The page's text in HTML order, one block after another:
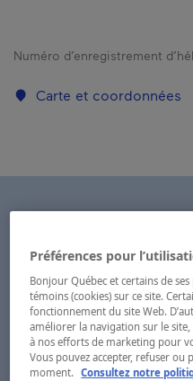
Numéro d’enregistrement
Carte et coordonnées
Préférences pour
Bonjour Québec et certains de
témoins (cookies) sur ce site.
fonctionnement du site Web.
améliorer la navigation sur le
à nos efforts de marketing pour
Vous pouvez accepter, refuser ou
moment. Consultez notre